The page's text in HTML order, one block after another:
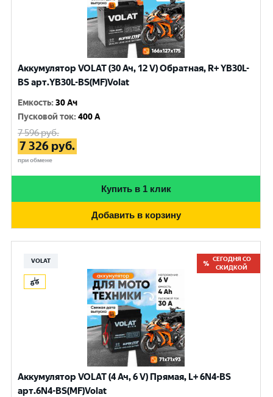
Аккумулятор VOLAT (30 Ач, 12 V) Обратная, R+ YB30L-
BS арт.YB30L-BS(MF)Volat
Емкость:30 Ач
Пусковой ток:400 A
7 596руб.
7 326 руб.
при обмене
Купить в 1 клик
Добавить в корзину
VOLAT
СЕГОДНЯ СО
СКИДКОЙ
Аккумулятор VOLAT (4 Ач, 6 V) Прямая, L+ 6N4-BS
арт.6N4-BS(MF)Volat